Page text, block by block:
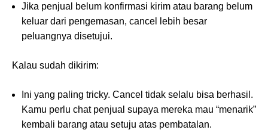
Jika penjual belum konfirmasi kirim atau barang belum
keluar dari pengemasan, cancel lebih besar
peluangnya disetujui.
Kalau sudah dikirim:
Ini yang paling tricky. Cancel tidak selalu bisa berhasil.
Kamu perlu chat penjual supaya mereka mau “menarik”
kembali barang atau setuju atas pembatalan.